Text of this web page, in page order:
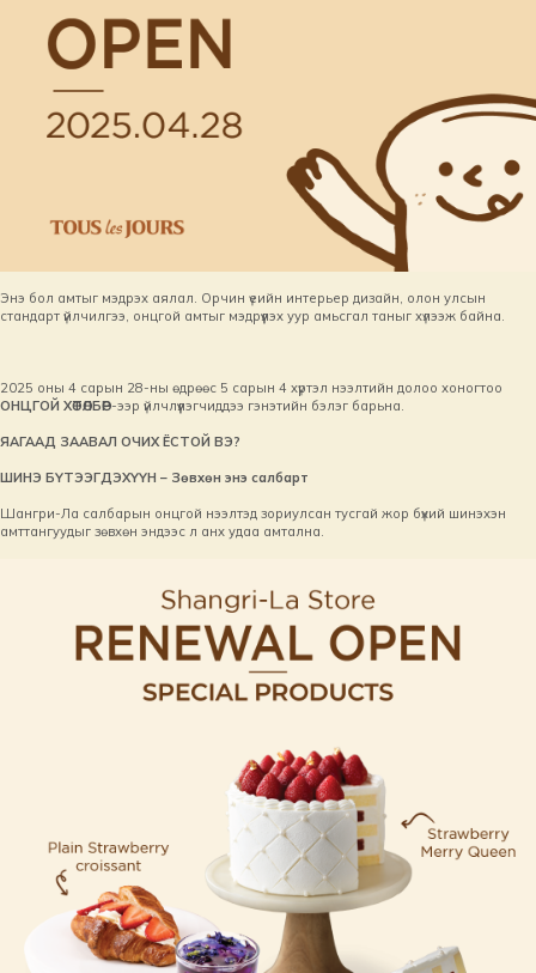
Энэ бол амтыг мэдрэх аялал. Орчин үеийн интерьер дизайн, олон улсын
стандарт үйлчилгээ, онцгой амтыг мэдрүүлэх уур амьсгал таныг хүлээж байна.
2025 оны 4 сарын 28-ны өдрөөс 5 сарын 4 хүртэл нээлтийн долоо хоногтоо
ОНЦГОЙ ХӨТӨЛБӨР-ээр үйлчлүүлэгчиддээ гэнэтийн бэлэг барьна.
ЯАГААД ЗААВАЛ ОЧИХ ЁСТОЙ ВЭ?
ШИНЭ БҮТЭЭГДЭХҮҮН – Зөвхөн энэ салбарт
Шангри-Ла салбарын онцгой нээлтэд зориулсан тусгай жор бүхий шинэхэн
амттангуудыг зөвхөн эндээс л анх удаа амтална.